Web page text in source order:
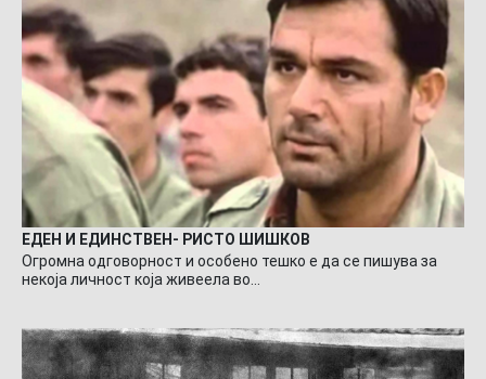
ЕДЕН И ЕДИНСТВЕН- РИСТО ШИШКОВ
Огромна одговорност и особено тешко е да се пишува за
некоја личност која живеела во…